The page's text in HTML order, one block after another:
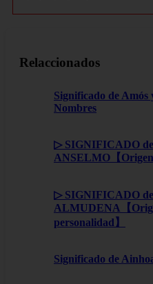
Relaccionados
Significado de
Nombres
▷ SIGNIFICADO
ANSELMO【
▷ SIGNIFICADO
ALMUDENA【
personalidad】
Significado de